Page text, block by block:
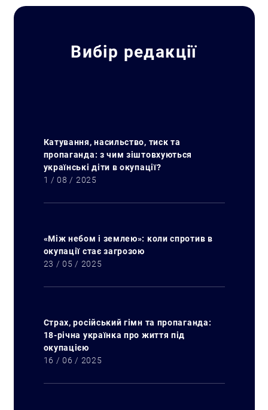
Вибір редакції
Катування, насильство, тиск та
пропаганда: з чим зіштовхуються
українські діти в окупації?
1 / 08 / 2025
«Між небом і землею»: коли спротив в
окупації стає загрозою
23 / 05 / 2025
Страх, російський гімн та пропаганда:
18-річна українка про життя під
окупацією
16 / 06 / 2025